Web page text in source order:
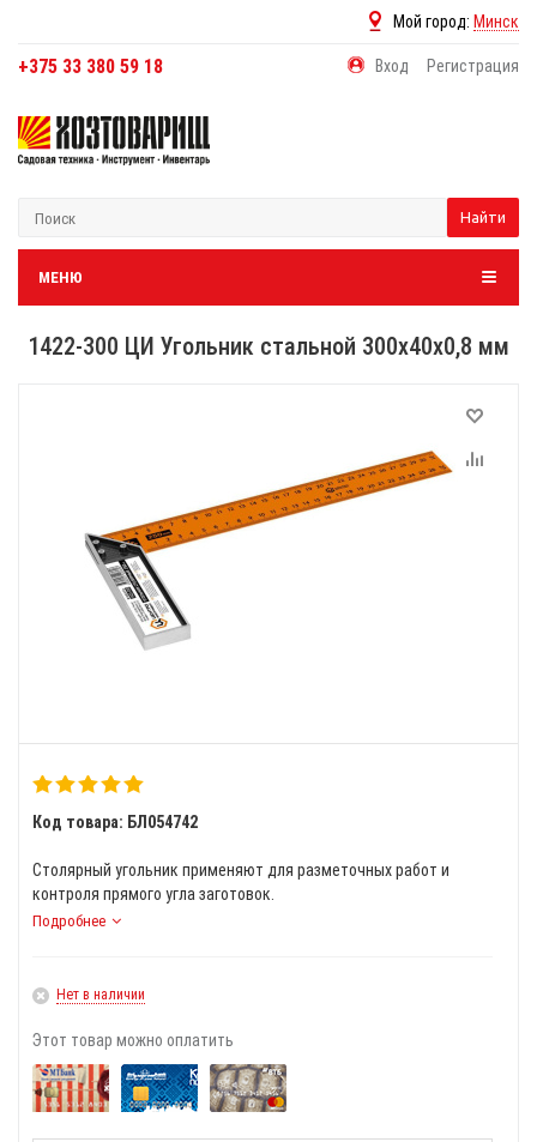
Мой город: Минск
+375 33 380 59 18 Вход Регистрация
Найти
МЕНЮ
1422-300 ЦИ Угольник стальной 300х40х0,8 мм
Код товара: БЛ054742
Столярный угольник применяют для разметочных работ и
контроля прямого угла заготовок.
Подробнее
Нет в наличии
Этот товар можно оплатить